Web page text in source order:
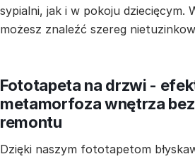
sypialni, jak i w pokoju dziecięcym.
możesz znaleźć szereg
Fototapeta na drzwi -
metamorfoza wnętrza
remontu
Dzięki naszym fototapetom